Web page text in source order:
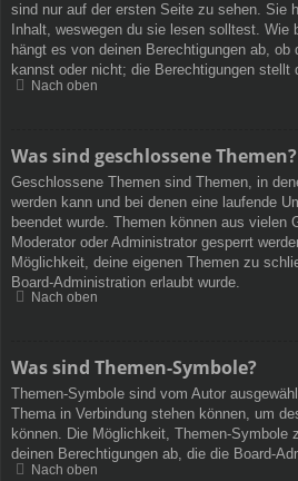
sind nur auf der ersten Seite zu sehen. Sie
Inhalt, weswegen du sie lesen solltest. Wie
hängt es von deinen Berechtigungen ab,
kannst oder nicht; die Berechtigungen stellt
Nach oben
Was sind geschlossene Themen?
Geschlossene Themen sind Themen, in
werden kann und bei denen eine laufende
beendet wurde. Themen können aus vielen
Moderator oder Administrator gesperrt
Möglichkeit, deine eigenen Themen zu
Board-Administration erlaubt wurde.
Nach oben
Was sind Themen-Symbole?
Themen-Symbole sind vom Autor
Thema in Verbindung stehen können, um
können. Die Möglichkeit, Themen-Symbole
deinen Berechtigungen ab, die die Board-
Nach oben